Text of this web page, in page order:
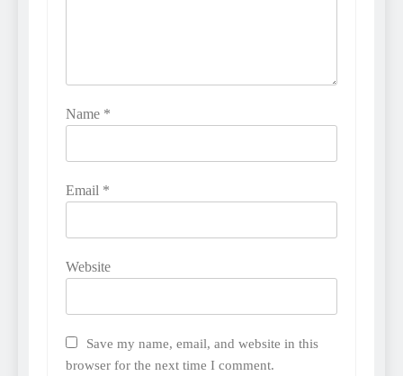
Name *
Email *
Website
Save my name, email, and website in this
browser for the next time I comment.